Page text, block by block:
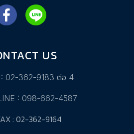
US
: 02-362-9183 ต่อ 4
: 098-662-4587
: 02-362-9164